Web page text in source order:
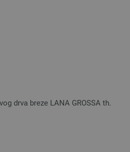
drva breze LANA GROSSA th.